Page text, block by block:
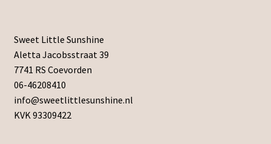
Sweet Little Sunshine
Aletta Jacobsstraat 39
7741 RS Coevorden
06-46208410
info@sweetlittlesunshine.nl
KVK 93309422